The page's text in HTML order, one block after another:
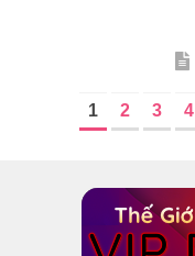
1 2 3 4